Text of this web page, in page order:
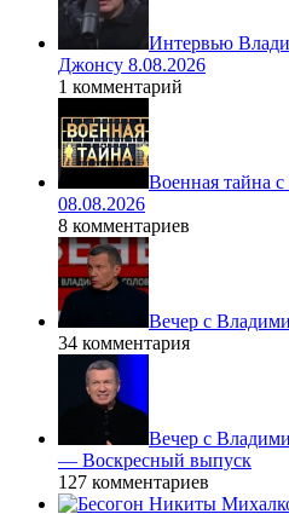
Интервью
Джонсу 8.08.2026
1 комментарий
Военная тайна
08.08.2026
8 комментариев
Вечер с
34 комментария
Вечер с
— Воскресный выпуск
127 комментариев